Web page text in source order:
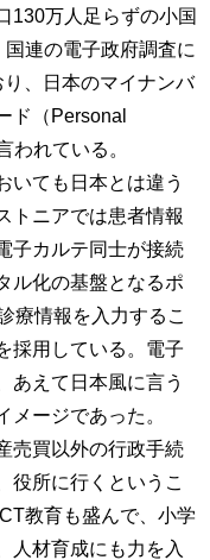
130万人足らずの小国
連の電子政府調査に
、日本のマイナンバ
ド（Personal
われている。
ても日本とは違う
トニアでは患者情報
子カルテ同士が接続
ル化の基盤となるポ
療情報を入力するこ
採用している。電子
あえて日本風に言う
メージであった。
売買以外の行政手続
役所に行くというこ
教育も盛んで、小学
人材育成にも力を入